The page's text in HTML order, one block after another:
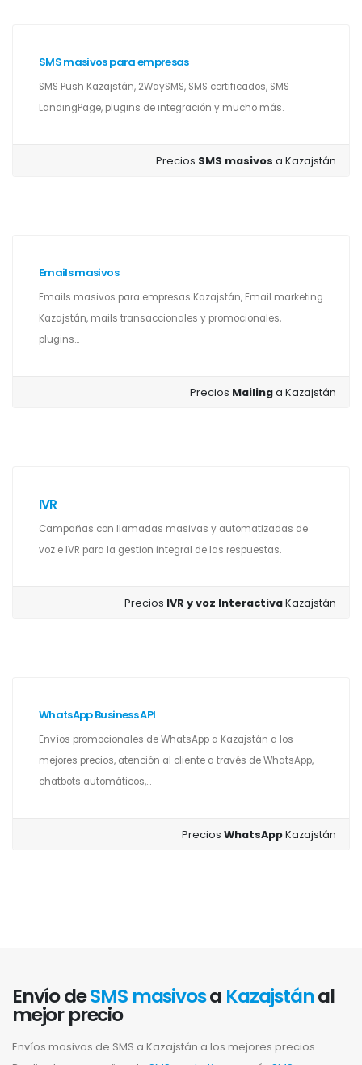
SMS masivos para empresas
SMS Push Kazajstán, 2WaySMS, SMS certificados, SMS
LandingPage, plugins de integración y mucho más.
Precios SMS masivosa Kazajstán
Emails masivos
Emails masivos para empresas Kazajstán, Email marketing
Kazajstán, mails transaccionales y promocionales,
plugins...
Precios Mailinga Kazajstán
IVR
Campañas con llamadas masivas y automatizadas de
voz e IVR para la gestion integral de las respuestas.
Precios IVR y voz InteractivaKazajstán
WhatsApp Business API
Envíos promocionales de WhatsApp a Kazajstán a los
mejores precios, atención al cliente a través de WhatsApp,
chatbots automáticos,...
PreciosWhatsAppKazajstán
Envío deSMS masivosa Kazajstánal
mejor precio
Envíos masivos de SMS a Kazajstán a los mejores precios.